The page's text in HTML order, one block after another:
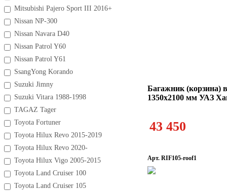
Mitsubishi Pajero Sport III 2016+
Nissan NP-300
Nissan Navara D40
Nissan Patrol Y60
Nissan Patrol Y61
SsangYong Korando
Suzuki Jimny
Suzuki Vitara 1988-1998
TAGAZ Tager
Toyota Fortuner
Toyota Hilux Revo 2015-2019
Toyota Hilux Revo 2020-
Toyota Hilux Vigo 2005-2015
Toyota Land Cruiser 100
Toyota Land Cruiser 105
Багажник (корзина)
1350x2100 мм УАЗ
43 450
Арт. RIF105-roof1